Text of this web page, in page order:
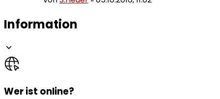
Information
Wer ist online?